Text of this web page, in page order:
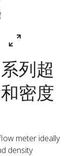
列超
密度
meter ideally
density